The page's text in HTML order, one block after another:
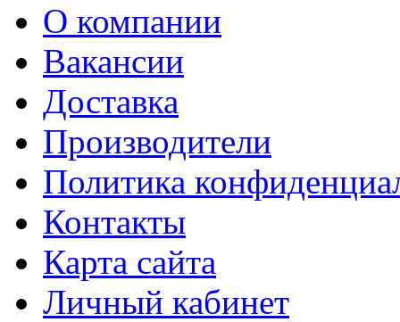
О компании
Вакансии
Доставка
Производители
Политика
Контакты
Карта сайта
Личный кабинет